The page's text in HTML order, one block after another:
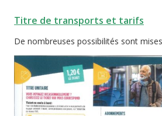
Titre de transports et tarifs
De nombreuses possibilités sont